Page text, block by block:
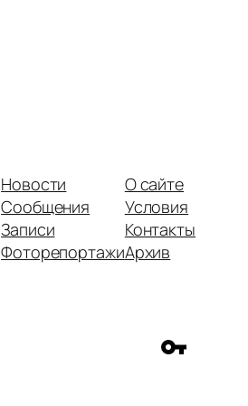
Новости
Сообщения
Записи
Фоторепортажи
О сайте
Условия
Контакты
Архив